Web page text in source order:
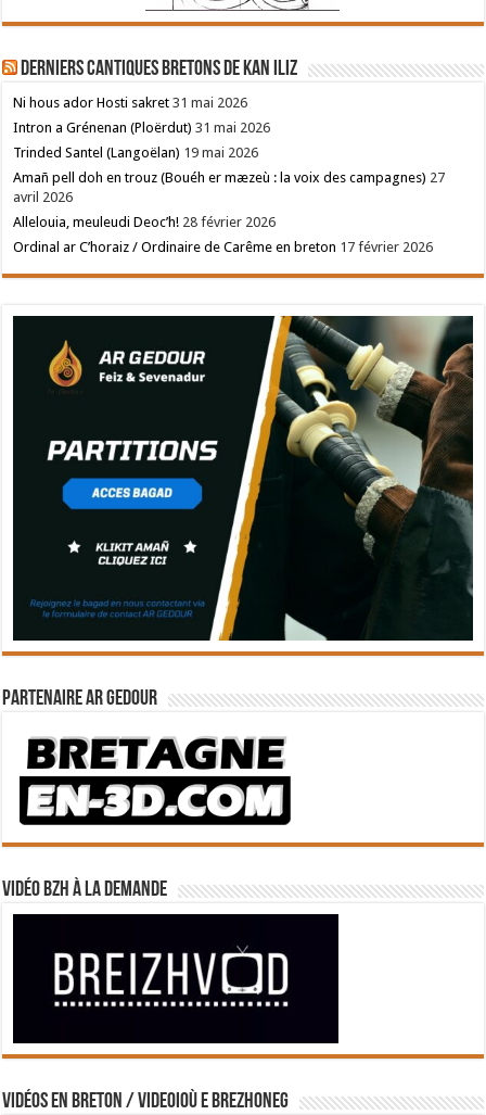
Derniers cantiques bretons de Kan Iliz
Ni hous ador Hosti sakret 31 mai 2026
Intron a Grénenan (Ploërdut) 31 mai 2026
Trinded Santel (Langoëlan) 19 mai 2026
Amañ pell doh en trouz (Bouéh er mæzeù : la voix des campagnes) 27
avril 2026
Allelouia, meuleudi Deoc’h! 28 février 2026
Ordinal ar C’horaiz / Ordinaire de Carême en breton 17 février 2026
Partenaire Ar Gedour
Vidéo BZH à la demande
Vidéos en breton / Videoioù e brezhoneg